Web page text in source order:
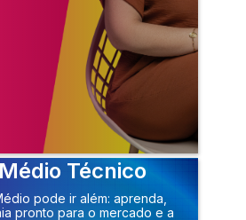
Técnico
pode ir além: aprenda,
pronto para o mercado e a